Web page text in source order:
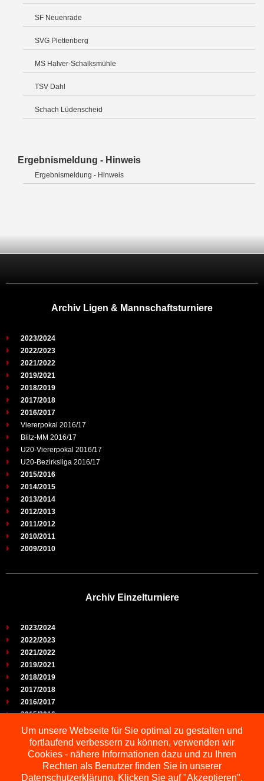
SF Neuenrade
SVG Plettenberg
MS Halver-Schalksmühle
TSV Dahl
Schach Lüdenscheid
Ergebnismeldung - Hinweis
Ergebnismeldung - Hinweis
Archiv Ligen & Mannschaftsturniere
2023/2024
2022/2023
2021/2022
2019/2021
2018/2019
2017/2018
2016/2017
Viererpokal 2016/17
Blitz-MM 2016/17
U20-Viererpokal 2016/17
U20-Bezirksliga 2016/17
2015/2016
2014/2015
2013/2014
2012/2013
2011/2012
2010/2011
2009/2010
Archiv Einzelturniere
2023/2024
2022/2023
2021/2022
2019/2021
2018/2019
2017/2018
2016/2017
2015/2016
2014/2015
2013/2014
2012/2013
2011/2012
2010/2011
Um unsere Webseite für Sie optimal zu gestalten und
fortlaufend verbessern zu können, verwenden wir
Cookies - nähere Informationen dazu und zu Ihren
Rechten als Benutzer finden Sie in unserer
Datenschutzerklärung. Klicken Sie auf "Akzeptieren",